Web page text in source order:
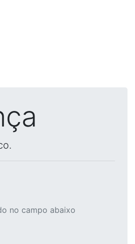
no campo abaixo